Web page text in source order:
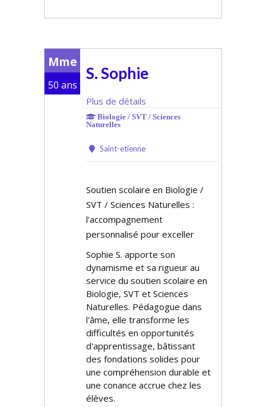
Mme
50 ans
S. Sophie
Plus de détails
Biologie / SVT / Sciences
Naturelles
Saint-etienne
Soutien scolaire en Biologie /
SVT / Sciences Naturelles :
l'accompagnement
personnalisé pour exceller
Sophie S. apporte son
dynamisme et sa rigueur au
service du soutien scolaire en
Biologie, SVT et Sciences
Naturelles. Pédagogue dans
l'âme, elle transforme les
difficultés en opportunités
d'apprentissage, bâtissant
des fondations solides pour
une compréhension durable et
une confiance accrue chez les
élèves.